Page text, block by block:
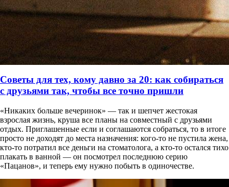
Советы для тех, кому давно за 20: как собираться
с друзьями так, чтобы все точно пришли
«Никаких больше вечеринок» — так и шепчет жестокая
взрослая жизнь, круша все планы на совместный с друзьями
отдых. Приглашенные если и соглашаются собраться, то в итоге
просто не доходят до места назначения: кого-то не пустила жена,
кто-то потратил все деньги на стоматолога, а кто-то остался тихо
плакать в ванной — он посмотрел последнюю серию
«Пацанов», и теперь ему нужно побыть в одиночестве.